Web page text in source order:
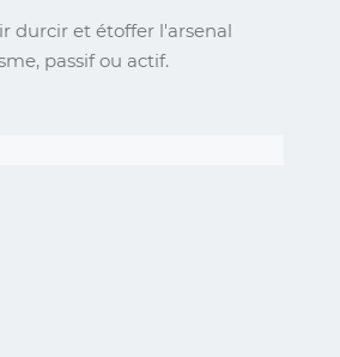
durcir et étoffer l'arsenal
passif ou actif.